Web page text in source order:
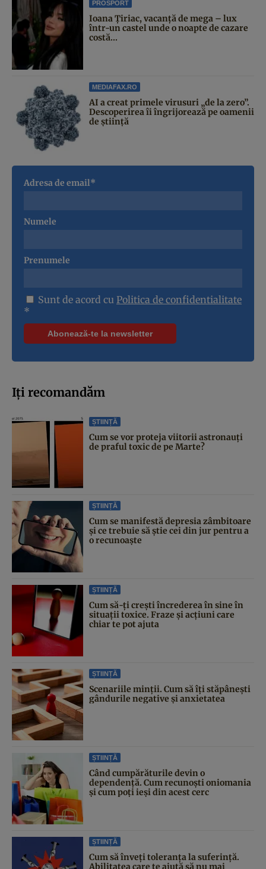
PROSPORT
Ioana Țiriac, vacanță de mega – lux
într-un castel unde o noapte de cazare
costă...
MEDIAFAX.RO
AI a creat primele virusuri „de la zero”.
Descoperirea îi îngrijorează pe oamenii
de știință
Adresa de email*
Numele
Prenumele
Sunt de acord cu Politica de confidentialitate
*
Iți recomandăm
ȘTIINȚĂ
Cum se vor proteja viitorii astronauți
de praful toxic de pe Marte?
ȘTIINȚĂ
Cum se manifestă depresia zâmbitoare
și ce trebuie să știe cei din jur pentru a
o recunoaște
ȘTIINȚĂ
Cum să-ți crești încrederea în sine în
situații toxice. Fraze și acțiuni care
chiar te pot ajuta
ȘTIINȚĂ
Scenariile minții. Cum să îți stăpânești
gândurile negative și anxietatea
ȘTIINȚĂ
Când cumpărăturile devin o
dependență. Cum recunoști oniomania
și cum poți ieși din acest cerc
ȘTIINȚĂ
Cum să înveți toleranța la suferință.
Abilitatea care te ajută să nu mai